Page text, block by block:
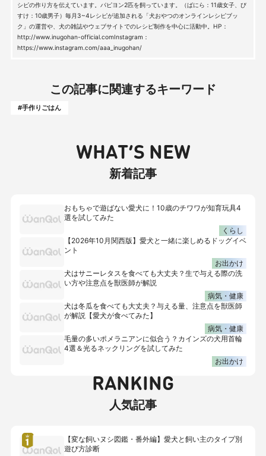
シピの作り方を伝えています。パピヨン2匹を飼っています。（ばにら：11歳女子、び
すけ：10歳男子）毎月3~4レシピが追加される「犬おやつのオンラインレシピブッ
ク」の運営や、犬の雑誌やウェブサイトでのレシピ制作を中心に活動中。HP：
http://www.inugohan-official.comInstagram：
https://www.instagram.com/aaa_inugohan/
この記事に関連するキーワード
#手作りごはん
WHAT’S NEW
新着記事
おもちゃで遊ばない愛犬に！10歳のチワワが知育玩具4
選を試してみた
くらし
【2026年10月関西版】愛犬と一緒に楽しめるドッグイベ
ント
お出かけ
犬はサニーレタスを食べても大丈夫？生で与える際の洗
い方や注意点を獣医師が解説
病気・健康
犬は冬瓜を食べても大丈夫？与える量、注意点を獣医師
が解説【愛犬が食べてみた】
病気・健康
毛量の多いポメラニアンに似合う？カインズの犬用首輪
4選＆光るネックリングを試してみた
お出かけ
RANKING
人気記事
【変な飼いヌシ図鑑・番外編】愛犬と飼い主のタイプ別
遊び方診断